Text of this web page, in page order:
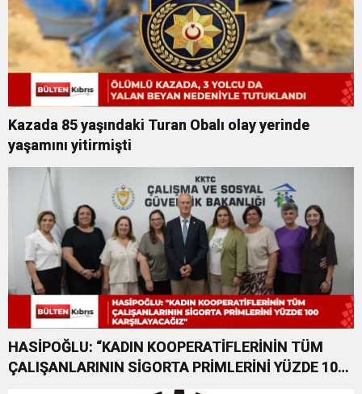
Kazada 85 yaşındaki Turan Obalı olay yerinde
yaşamını yitirmişti
HASİPOĞLU: “KADIN KOOPERATİFLERİNİN TÜM
ÇALIŞANLARININ SİGORTA PRİMLERİNİ YÜZDE 100